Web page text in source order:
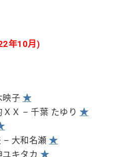
年10月)
映子 ★
Ｘ – 千葉 たゆり ★
– 大和名瀬★
キタカ ★